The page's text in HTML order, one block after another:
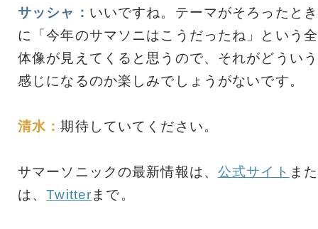
サッシャ： いいですね。テーマがそろったとき
に「今年のサマソニはこうだったね」という全
体像が見えてくると思うので、それがどういう
感じになるのか楽しみでしょうがないです。
清水：期待していてください。
サマーソニックの最新情報は、 公式サイト また
は、Twitter まで。